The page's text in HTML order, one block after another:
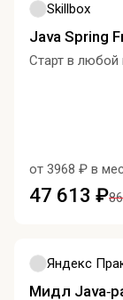
Skillbox
Java Spring
Старт в любой
от 3968 ₽ в
47 613 ₽
Яндекс
Мидл